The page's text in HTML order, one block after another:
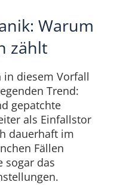
Warum
zählt
in diesem Vorfall
Trend:
gepatchte
als Einfallstor
dauerhaft im
Fällen
sogar das